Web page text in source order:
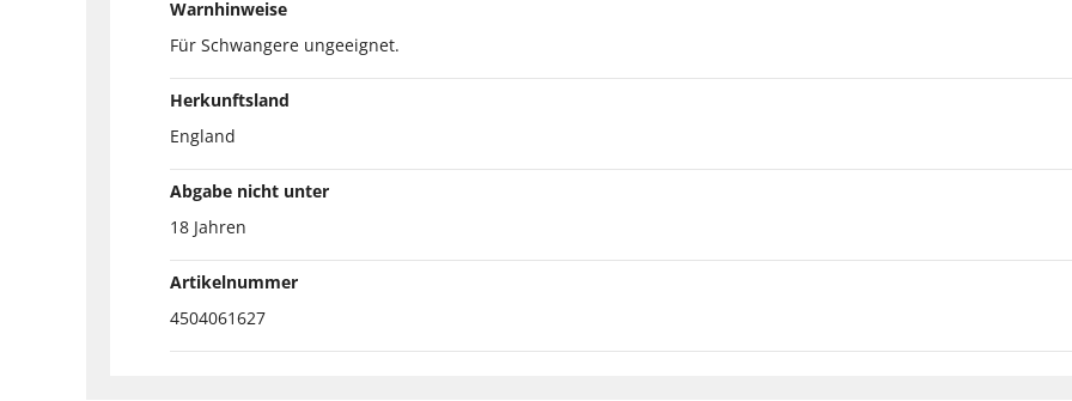
Warnhinweise
Für Schwangere ungeeignet.
Herkunftsland
England
Abgabe nicht unter
18 Jahren
Artikelnummer
4504061627